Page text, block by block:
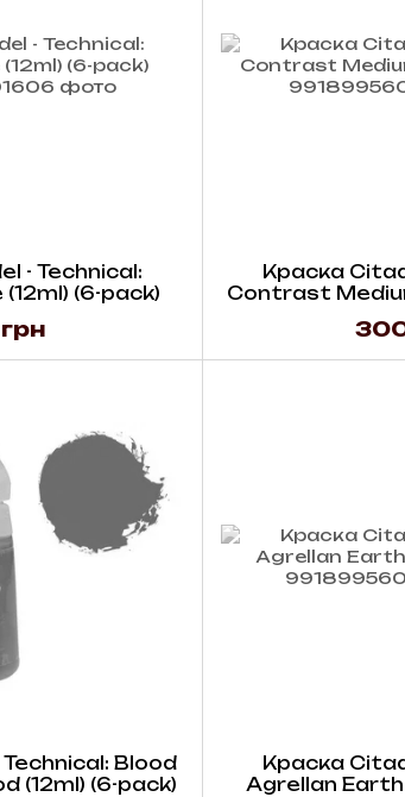
- Technical:
(6-pack)
Краска
Contrast
Blood
(12ml) (6-pack)
Краска
Agrellan Earth